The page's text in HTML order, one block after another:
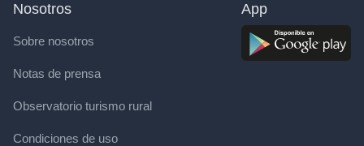
Nosotros
Sobre nosotros
Notas de prensa
Observatorio turismo rural
Condiciones de uso
App